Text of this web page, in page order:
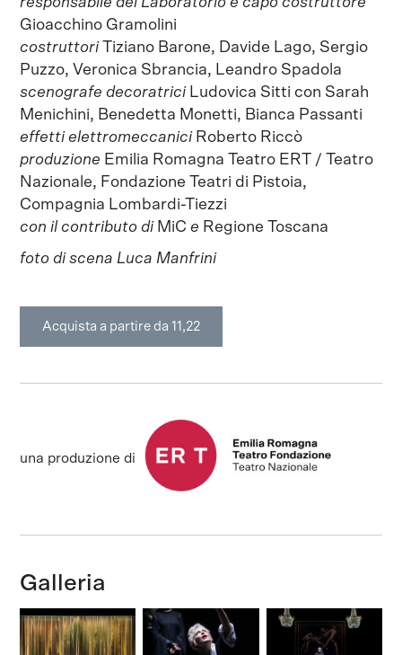
Gioacchino Gramolini
costruttoriTiziano Barone, Davide Lago, Sergio
Puzzo, Veronica Sbrancia, Leandro Spadola
scenografe decoratriciLudovica Sitti con Sarah
Menichini, Benedetta Monetti, Bianca Passanti
effetti elettromeccaniciRoberto Riccò
produzione Emilia Romagna Teatro ERT / Teatro
Nazionale, Fondazione Teatri di Pistoia,
Compagnia Lombardi-Tiezzi
con il contributo di MiCe Regione Toscana
foto di scena Luca Manfrini
Acquista a partire da 11,22
una produzione di
Galleria